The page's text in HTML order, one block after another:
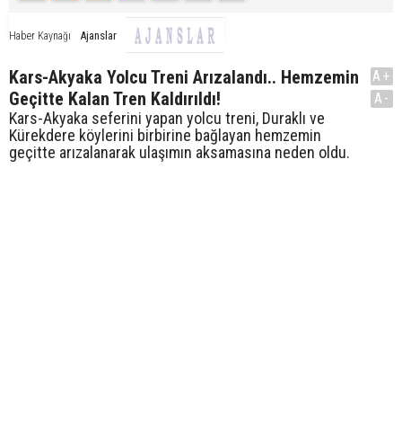
Haber Kaynağı Ajanslar
Kars-Akyaka Yolcu Treni Arızalandı.. Hemzemin
Geçitte Kalan Tren Kaldırıldı!
Kars-Akyaka seferini yapan yolcu treni, Duraklı ve
Kürekdere köylerini birbirine bağlayan hemzemin
geçitte arızalanarak ulaşımın aksamasına neden oldu.
A+
A-